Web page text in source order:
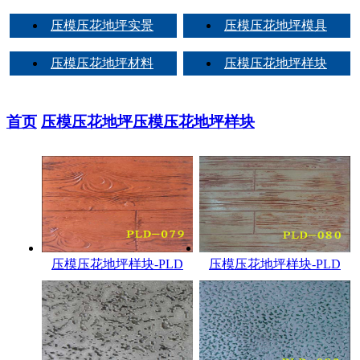
压模压花地坪实景 压模压花地坪模具
压模压花地坪材料 压模压花地坪样块
首页 压模压花地坪压模压花地坪样块
压模压花地坪样块-PLD 压模压花地坪样块-PLD